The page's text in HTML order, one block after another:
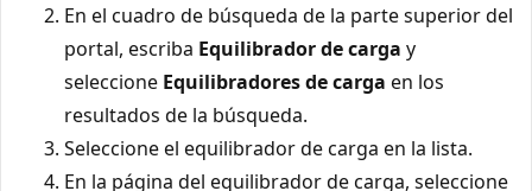
En el cuadro de búsqueda de la parte superior del
portal, escriba Equilibrador de carga y
seleccione Equilibradores de carga en los
resultados de la búsqueda.
Seleccione el equilibrador de carga en la lista.
En la página del equilibrador de carga, seleccione